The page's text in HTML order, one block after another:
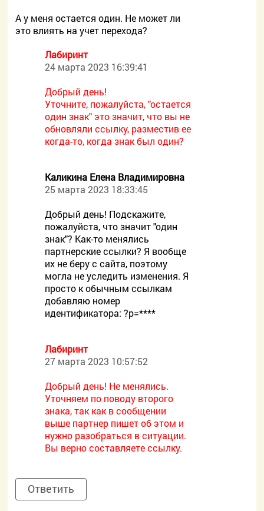
А у меня остается один. Не может ли
это влиять на учет перехода?
Лабиринт
24 марта 2023 16:39:41
Добрый день!
Уточните, пожалуйста, "остается
один знак" это значит, что вы не
обновляли ссылку, разместив ее
когда-то, когда знак был один?
Каликина Елена Владимировна
25 марта 2023 18:33:45
Добрый день! Подскажите,
пожалуйста, что значит "один
знак"? Как-то менялись
партнерские ссылки? Я вообще
их не беру с сайта, поэтому
могла не уследить изменения. Я
просто к обычным ссылкам
добавляю номер
идентификатора: ?p=****
Лабиринт
27 марта 2023 10:57:52
Добрый день! Не менялись.
Уточняем по поводу второго
знака, так как в сообщении
выше партнер пишет об этом и
нужно разобраться в ситуации.
Вы верно составляете ссылку.
Ответить